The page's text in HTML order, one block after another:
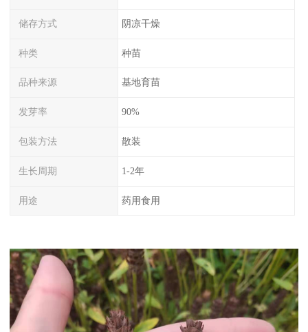
储存方式 阴凉干燥
种类 种苗
品种来源 基地育苗
发芽率 90%
包装方法 散装
生长周期 1-2年
用途 药用食用